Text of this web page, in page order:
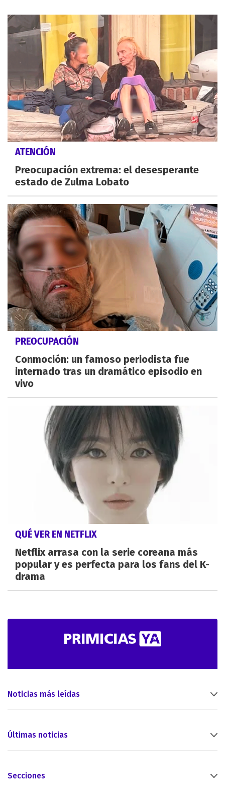
ATENCIÓN
Preocupación extrema: el desesperante
estado de Zulma Lobato
PREOCUPACIÓN
Conmoción: un famoso periodista fue
internado tras un dramático episodio en
vivo
QUÉ VER EN NETFLIX
Netflix arrasa con la serie coreana más
popular y es perfecta para los fans del K-
drama
Noticias más leídas
Últimas noticias
Secciones